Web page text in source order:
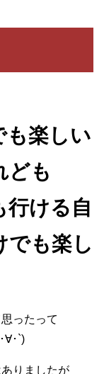
も楽しい
ども
行ける自
でも楽し
ったって
∀･`)
りましたが